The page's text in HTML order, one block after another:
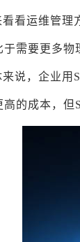
看看运维管理
于需要更多物
来说，企业用
高的成本，但